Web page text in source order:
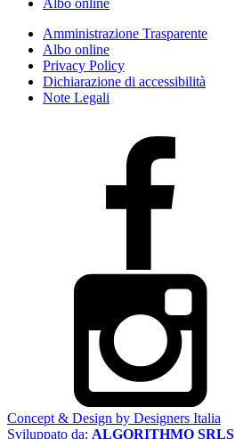
Amministrazione Trasparente
Albo online
Privacy Policy
Dichiarazione di accessibilità
Note Legali
Concept & Design by Designers Italia
Sviluppato da: ALGORITHMO SRLS